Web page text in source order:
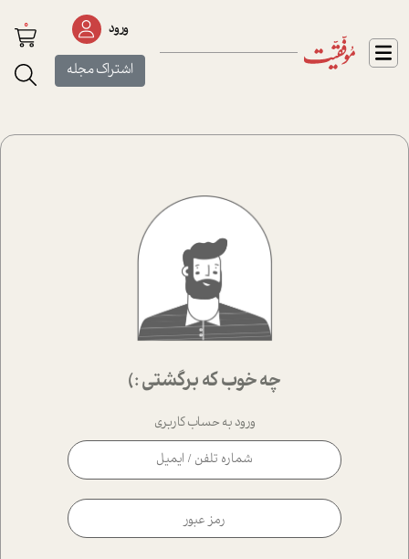
ورود
اشتراک مجله
0
چه خوب که برگشتی :)
ورود به حساب کاربری